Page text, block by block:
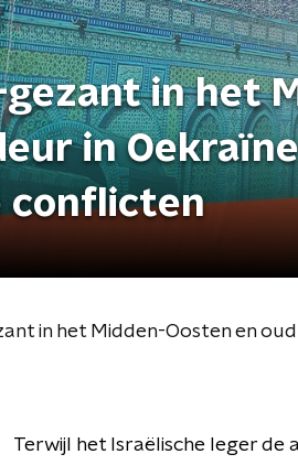
in het
in
conflicten
in het Midden-Oosten en
Terwijl het Israëlische leger de